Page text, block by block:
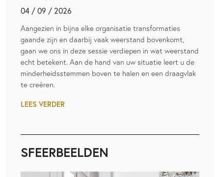
04 / 09 / 2026
Aangezien in bijna elke organisatie transformaties
gaande zijn en daarbij vaak weerstand bovenkomt,
gaan we ons in deze sessie verdiepen in wat weerstand
echt betekent. Aan de hand van uw situatie leert u de
minderheidsstemmen boven te halen en een draagvlak
te creëren.
LEES VERDER
SFEERBEELDEN